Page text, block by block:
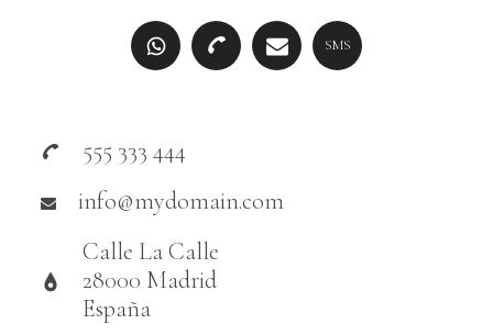
SMS
555 333 444
info@mydomain.com
Calle La Calle
28000 Madrid
España